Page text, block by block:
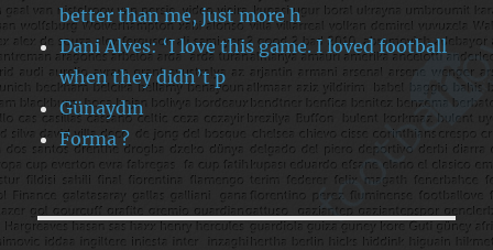
better than me, just more h
Dani Alves: ‘I love this game. I loved football
when they didn’t p
Günaydın
Forma ?